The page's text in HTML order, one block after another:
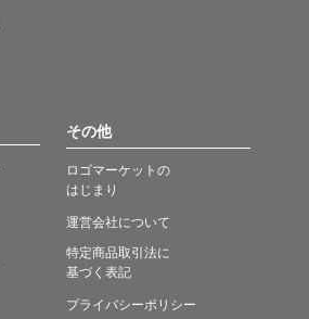
その他
ロゴマーケットの
はじまり
運営会社について
特定商品取引法に
基づく表記
プライバシーポリシー